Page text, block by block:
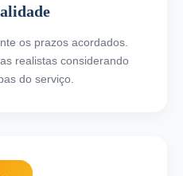
os prazos acordados.
realistas considerando
do serviço.